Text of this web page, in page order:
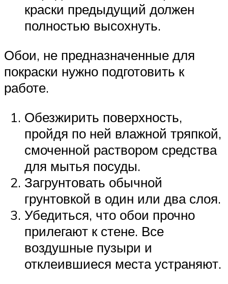
краски предыдущий должен
полностью высохнуть.
Обои, не предназначенные для
покраски нужно подготовить к
работе.
Обезжирить поверхность,
пройдя по ней влажной тряпкой,
смоченной раствором средства
для мытья посуды.
Загрунтовать обычной
грунтовкой в один или два слоя.
Убедиться, что обои прочно
прилегают к стене. Все
воздушные пузыри и
отклеившиеся места устраняют.